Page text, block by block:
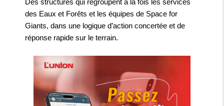
Des structures qui regroupent à la fois les services
des Eaux et Forêts et les équipes de Space for
Giants, dans une logique d’action concertée et de
réponse rapide sur le terrain.